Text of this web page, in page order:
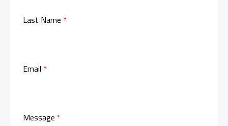
Last Name *
Email *
Message *